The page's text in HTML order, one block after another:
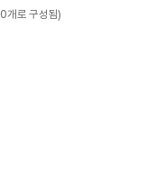
개로 구성됨)